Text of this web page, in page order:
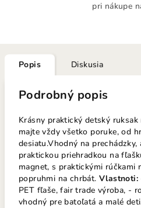
pri nákupe
Popis Diskusia
Podrobný popis
Krásny praktický detský
majte vždy všetko poruke, od
desiatu.Vhodný na
praktickou priehradkou na
magnet, s praktickými rúčkami
popruhmi na chrbát. Vlastnoti:
PET fľaše, fair trade výroba, -
vhodný pre batoľatá a malé